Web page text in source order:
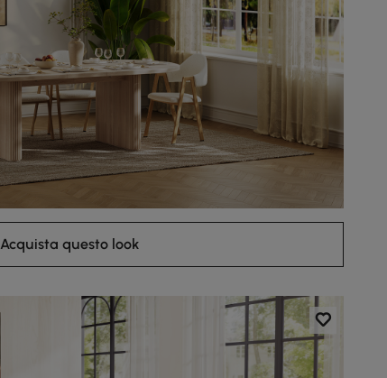
Acquista questo look